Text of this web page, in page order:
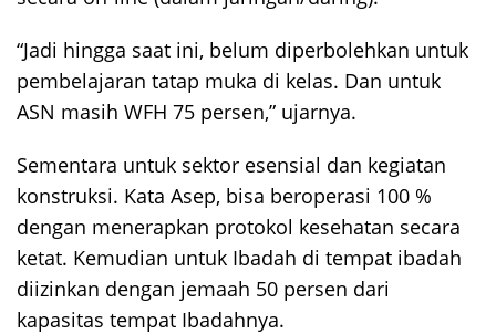
“Jadi hingga saat ini, belum diperbolehkan untuk
pembelajaran tatap muka di kelas. Dan untuk
ASN masih WFH 75 persen,” ujarnya.
Sementara untuk sektor esensial dan kegiatan
konstruksi. Kata Asep, bisa beroperasi 100 %
dengan menerapkan protokol kesehatan secara
ketat. Kemudian untuk Ibadah di tempat ibadah
diizinkan dengan jemaah 50 persen dari
kapasitas tempat Ibadahnya.